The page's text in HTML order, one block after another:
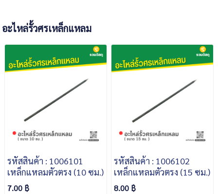
อะไหล่รั้วศรเหล็กแหลม
รหัสสินค้า : 1006101
เหล็กแหลมตัวตรง (10 ซม.)
7.00 ฿
รหัสสินค้า : 1006102
เหล็กแหลมตัวตรง (15 ซม.)
8.00 ฿